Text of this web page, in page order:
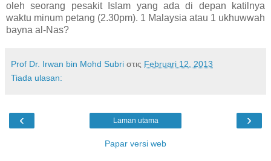
oleh seorang pesakit Islam yang ada di depan katilnya
waktu minum petang (2.30pm). 1 Malaysia atau 1 ukhuwwah
bayna al-Nas?
Prof Dr. Irwan bin Mohd Subri στις Februari 12, 2013
Tiada ulasan:
‹ ›
Laman utama
Papar versi web